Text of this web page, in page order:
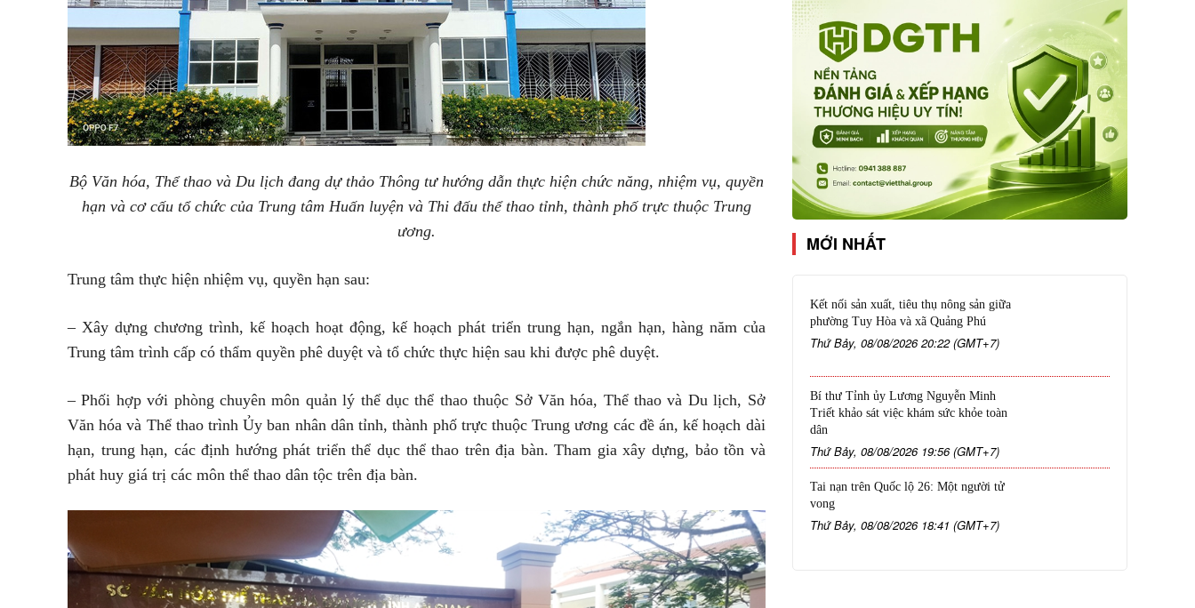
Bộ Văn hóa, Thể thao và Du lịch đang dự thảo Thông tư hướng dẫn thực hiện chức năng, nhiệm vụ, quyền
hạn và cơ cấu tổ chức của Trung tâm Huấn luyện và Thi đấu thể thao tỉnh, thành phố trực thuộc Trung
ương.
Trung tâm thực hiện nhiệm vụ, quyền hạn sau:
– Xây dựng chương trình, kế hoạch hoạt động, kế hoạch phát triển trung hạn, ngắn hạn, hàng năm của
Trung tâm trình cấp có thẩm quyền phê duyệt và tổ chức thực hiện sau khi được phê duyệt.
– Phối hợp với phòng chuyên môn quản lý thể dục thể thao thuộc Sở Văn hóa, Thể thao và Du lịch, Sở
Văn hóa và Thể thao trình Ủy ban nhân dân tỉnh, thành phố trực thuộc Trung ương các đề án, kế hoạch dài
hạn, trung hạn, các định hướng phát triển thể dục thể thao trên địa bàn. Tham gia xây dựng, bảo tồn và
phát huy giá trị các môn thể thao dân tộc trên địa bàn.
MỚI NHẤT
Kết nối sản xuất, tiêu thụ nông sản giữa
phường Tuy Hòa và xã Quảng Phú
Thứ Bảy, 08/08/2026 20:22 (GMT+7)
Bí thư Tỉnh ủy Lương Nguyễn Minh
Triết khảo sát việc khám sức khỏe toàn
dân
Thứ Bảy, 08/08/2026 19:56 (GMT+7)
Tai nạn trên Quốc lộ 26: Một người tử
vong
Thứ Bảy, 08/08/2026 18:41 (GMT+7)